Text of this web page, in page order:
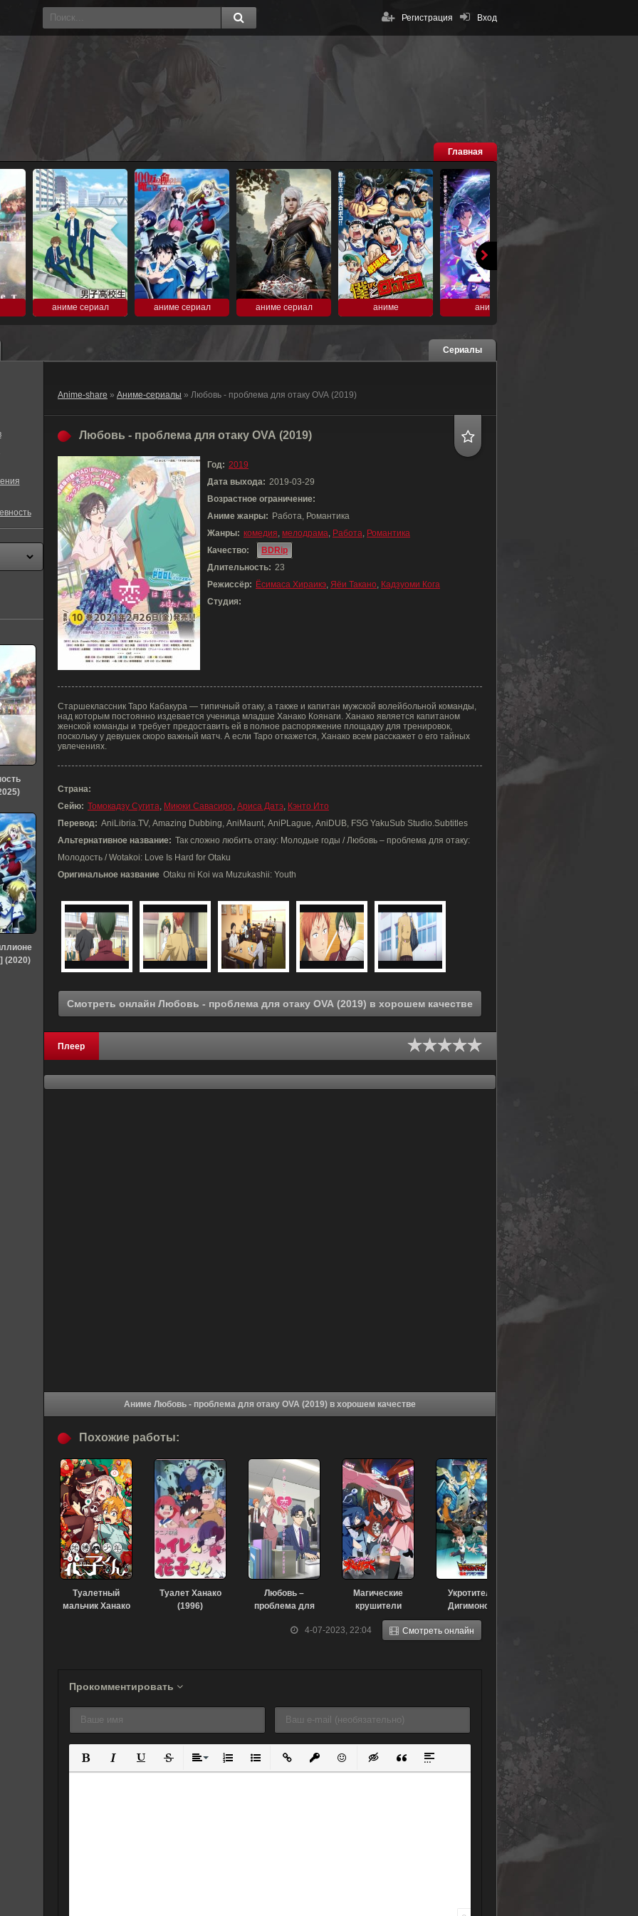
Вход
Регистрация
Главная
аниме сериал аниме сериал аниме сериал аниме аниме
Сериалы
Anime-share » Аниме-сериалы » Любовь - проблема для отаку OVA (2019)
Любовь - проблема для отаку OVA (2019)
Год: 2019
Дата выхода: 2019-03-29
Возрастное ограничение:
Аниме жанры: Работа, Романтика
Жанры: комедия, мелодрама, Работа, Романтика
Качество:
BDRip
Длительность: 23
Режиссёр: Ёсимаса Хираикэ, Яёи Такано, Кадзуоми Кога
Студия:
Старшеклассник Таро Кабакура — типичный отаку, а также и капитан мужской волейбольной команды,
над которым постоянно издевается ученица младше Ханако Коянаги. Ханако является капитаном
женской команды и требует предоставить ей в полное распоряжение площадку для тренировок,
поскольку у девушек скоро важный матч. А если Таро откажется, Ханако всем расскажет о его тайных
увлечениях.
Страна:
Сейю: Томокадзу Сугита, Миюки Савасиро, Ариса Датэ, Кэнто Ито
Перевод: AniLibria.TV, Amazing Dubbing, AniMaunt, AniPLague, AniDUB, FSG YakuSub Studio.Subtitles
Альтернативное название: Так сложно любить отаку: Молодые годы / Любовь – проблема для отаку:
Молодость / Wotakoi: Love Is Hard for Otaku
Оригинальное название Otaku ni Koi wa Muzukashii: Youth
Смотреть онлайн Любовь - проблема для отаку OVA (2019) в хорошем качестве
Плеер
Аниме Любовь - проблема для отаку OVA (2019) в хорошем качестве
4-07-2023, 22:04 Смотреть онлайн
Похожие работы:
Туалетный
мальчик Ханако
Туалет Ханако
(1996)
Любовь –
проблема для
Магические
крушители
(2023)
Укротители
Дигимонов:
Сбежавший
Дигимон
Прокомментировать
Полужирный
КурсивПодчеркнутый
ЗачеркнутыйВыравнивание
Нумерованный список
Маркированный список
Вставить ссылку
Вставить защищенную ссылку
Вставить смайлик
Вставка скрытого текста
Вставка цитаты
Вставка спойлера
(2020)